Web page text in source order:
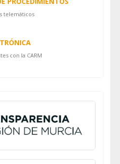
telemáticos
con la CARM